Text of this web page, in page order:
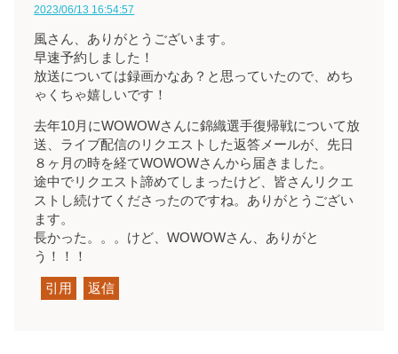
2023/06/13 16:54:57
風さん、ありがとうございます。
早速予約しました！
放送については録画かなあ？と思っていたので、めち
ゃくちゃ嬉しいです！
去年10月にWOWOWさんに錦織選手復帰戦について放
送、ライブ配信のリクエストした返答メールが、先日
８ヶ月の時を経てWOWOWさんから届きました。
途中でリクエスト諦めてしまったけど、皆さんリクエ
ストし続けてくださったのですね。ありがとうござい
ます。
長かった。。。けど、WOWOWさん、ありがと
う！！！
引用 返信